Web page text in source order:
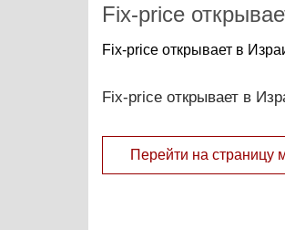
Fix-price
Fix-price открывает в
Fix-price открывает в
Перейти на страницу